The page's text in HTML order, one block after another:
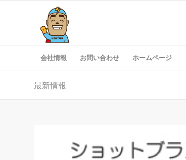
会社情報 お問い合わせ ホームページ
最新情報